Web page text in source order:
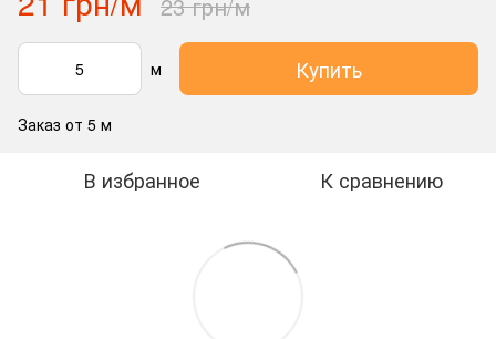
м Купить
Заказ от 5 м
В избранное К сравнению